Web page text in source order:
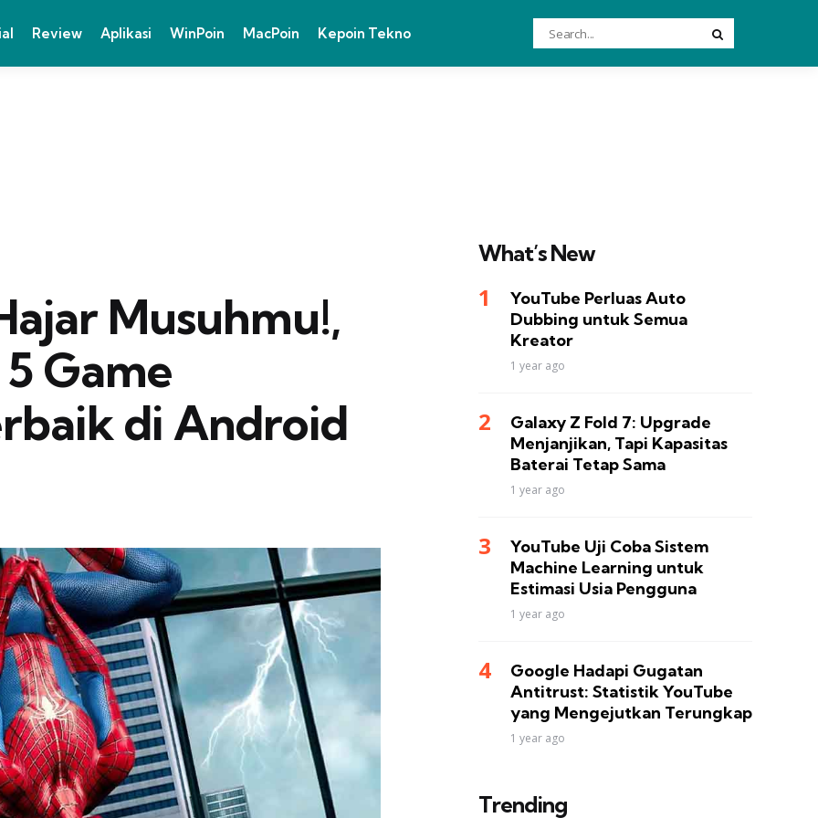
Review Aplikasi WinPoin MacPoin Kepoin Tekno
Search
for:
Musuhmu!,
Game
di Android
What’s New
YouTube Perluas Auto
Dubbing untuk Semua
Kreator
1 year ago
Galaxy Z Fold 7: Upgrade
Menjanjikan, Tapi Kapasitas
Baterai Tetap Sama
1 year ago
YouTube Uji Coba Sistem
Machine Learning untuk
Estimasi Usia Pengguna
1 year ago
Google Hadapi Gugatan
Antitrust: Statistik YouTube
yang Mengejutkan Terungkap
1 year ago
Trending